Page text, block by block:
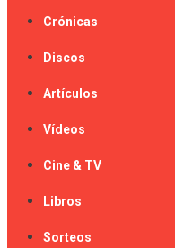
Crónicas
Discos
Artículos
Vídeos
Cine & TV
Libros
Sorteos